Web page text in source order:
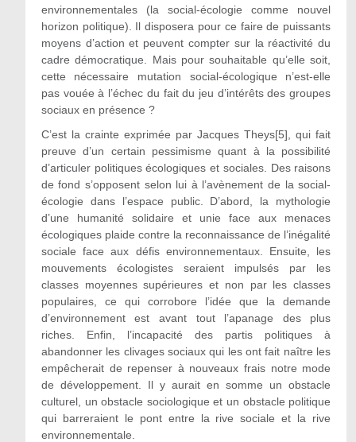
environnementales (la social-écologie comme nouvel
horizon politique). Il disposera pour ce faire de puissants
moyens d’action et peuvent compter sur la réactivité du
cadre démocratique. Mais pour souhaitable qu’elle soit,
cette nécessaire mutation social-écologique n’est-elle
pas vouée à l’échec du fait du jeu d’intérêts des groupes
sociaux en présence ?
C’est la crainte exprimée par Jacques Theys[5], qui fait
preuve d’un certain pessimisme quant à la possibilité
d’articuler politiques écologiques et sociales. Des raisons
de fond s’opposent selon lui à l’avènement de la social-
écologie dans l’espace public. D’abord, la mythologie
d’une humanité solidaire et unie face aux menaces
écologiques plaide contre la reconnaissance de l’inégalité
sociale face aux défis environnementaux. Ensuite, les
mouvements écologistes seraient impulsés par les
classes moyennes supérieures et non par les classes
populaires, ce qui corrobore l’idée que la demande
d’environnement est avant tout l’apanage des plus
riches. Enfin, l’incapacité des partis politiques à
abandonner les clivages sociaux qui les ont fait naître les
empêcherait de repenser à nouveaux frais notre mode
de développement. Il y aurait en somme un obstacle
culturel, un obstacle sociologique et un obstacle politique
qui barreraient le pont entre la rive sociale et la rive
environnementale.